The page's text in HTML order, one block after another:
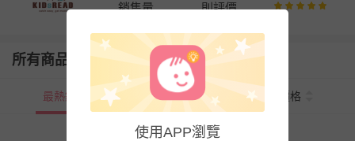
銷售量 則評價
所有商品
最熱銷 新上市 價格
使用APP瀏覽